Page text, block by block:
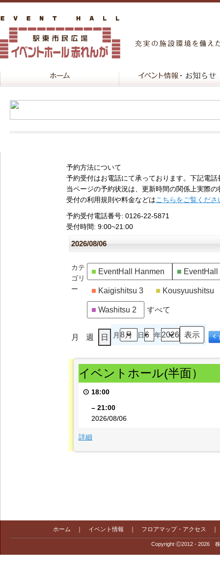
予約方法について
予約受付はお電話にて承っております。下記電
当ページの予約状況は、更新時間の関係上実際
受付の利用規則や料金などはこちらをご覧くださ
予約受付電話番号: 0126-22-5871
受付時間: 9:00~21:00
2026/08/06
カテ
ゴリ
ー
EventHall Hanmen
Kaigishitsu 3 Kousyuushitsu
Washitsu 2 すべて
月 週 日 月 日 年
面）
イベントホール(半面）
18:00
– 21:00
2026/08/06
{title}
詳細
ホーム イベント情報 フロアマップ・アクセス
Copyright Ⓒ2012 - 2026 株